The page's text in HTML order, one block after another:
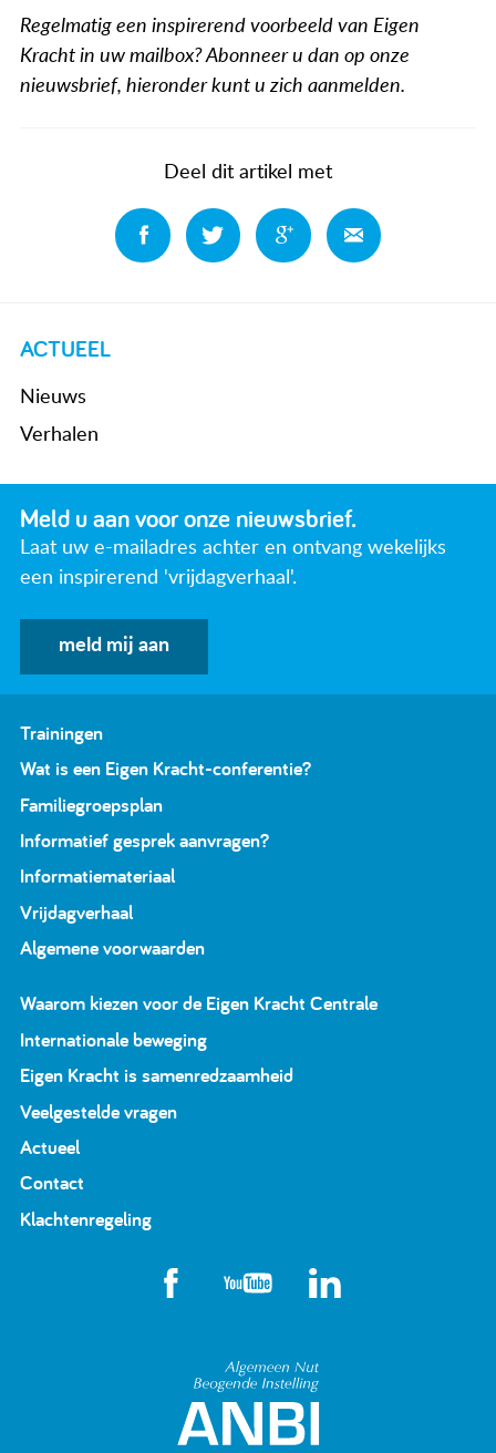
ACTUEEL
Nieuws
Verhalen
Regelmatig een inspirerend voorbeeld van Eigen
Kracht in uw mailbox? Abonneer u dan op onze
nieuwsbrief, hieronder kunt u zich aanmelden.
Deel dit artikel met
Deel Deel Deel
Meld u aan voor onze nieuwsbrief.
Laat uw e-mailadres achter en ontvang wekelijks
een inspirerend 'vrijdagverhaal'.
meld mij aan
Trainingen
Wat is een Eigen Kracht-conferentie?
Familiegroepsplan
Informatief gesprek aanvragen?
Informatiemateriaal
Vrijdagverhaal
Algemene voorwaarden
Waarom kiezen voor de Eigen Kracht Centrale
Internationale beweging
Eigen Kracht is samenredzaamheid
Veelgestelde vragen
Actueel
Contact
Klachtenregeling